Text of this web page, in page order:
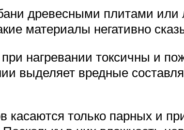
древесными плитами или
материалы негативно
нагревании токсичны и
выделяет вредные
касаются только парных и